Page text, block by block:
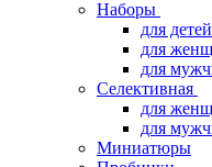
Наборы
для детей
для
для
Селективная
для
для
Миниатюры